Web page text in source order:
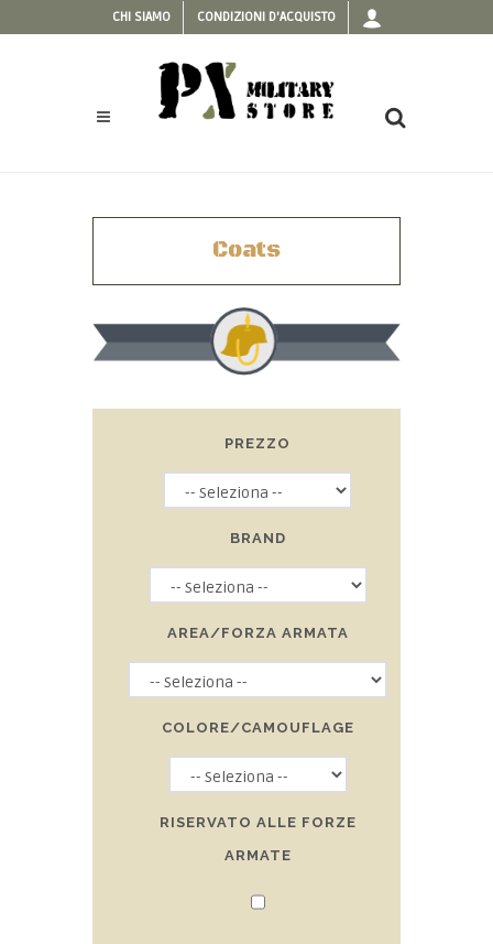
CHI SIAMO CONDIZIONI D'ACQUISTO
Coats
PREZZO
BRAND
AREA/FORZA ARMATA
COLORE/CAMOUFLAGE
RISERVATO ALLE FORZE
ARMATE